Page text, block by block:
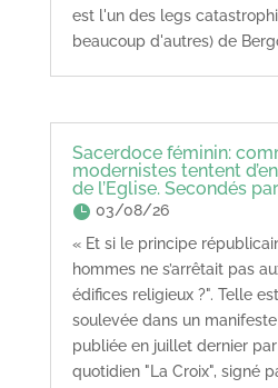
est l'un des legs
beaucoup d'autres) de
Sacerdoce féminin:
modernistes tentent
de l’Eglise. Secondés
03/08/26
« Et si le principe
hommes ne s’arrêtait pas
édifices religieux ?". Telle
soulevée dans un
publiée en juillet dernier
quotidien "La Croix", signé